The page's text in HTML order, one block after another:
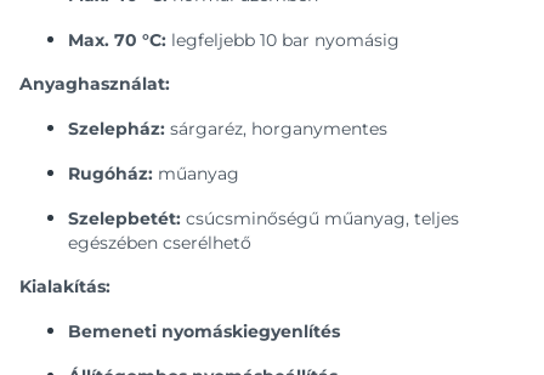
Max. 70 °C: legfeljebb 10 bar nyomásig
Anyaghasználat:
Szelepház: sárgaréz, horganymentes
Rugóház: műanyag
Szelepbetét: csúcsminőségű műanyag, teljes
egészében cserélhető
Kialakítás:
Bemeneti nyomáskiegyenlítés